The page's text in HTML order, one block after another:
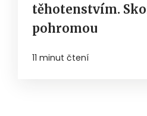
těhotenstvím.
pohromou
11 minut čtení